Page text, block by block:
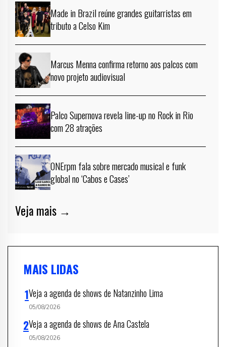
Made in Brazil reúne grandes guitarristas em
tributo a Celso Kim
Marcus Menna confirma retorno aos palcos com
novo projeto audiovisual
Palco Supernova revela line-up no Rock in Rio
com 28 atrações
ONErpm fala sobre mercado musical e funk
global no ‘Cabos e Cases’
Veja mais →
MAIS LIDAS
Veja a agenda de shows de Natanzinho Lima
05/08/2026
Veja a agenda de shows de Ana Castela
05/08/2026